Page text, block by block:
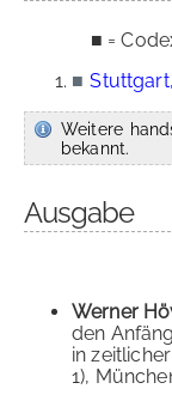
■ =
■
Weitere
bekannt.
Ausgabe
Werner
den
in
1),